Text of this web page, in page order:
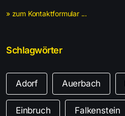
» zum Kontaktformular ...
Schlagwörter
Adorf Auerbach
Einbruch Falkenstein